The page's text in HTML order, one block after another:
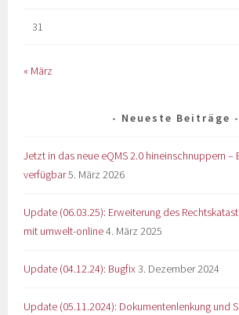
31
« März
Neueste Beiträge
Jetzt in das neue eQMS 2.0 hineinschnuppern –
verfügbar5. März 2026
Update (06.03.25): Erweiterung des
mit umwelt-online4. März 2025
Update (04.12.24): Bugfix3. Dezember 2024
Update (05.11.2024): Dokumentenlenkung und